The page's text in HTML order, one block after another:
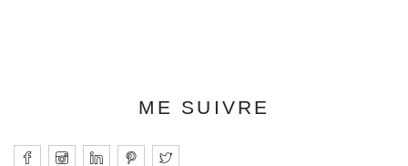
ME SUIVRE